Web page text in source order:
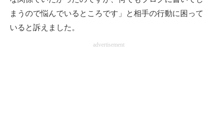
まうので悩んでいるところです」と相手の行動に困って
いると訴えました。
advertisement